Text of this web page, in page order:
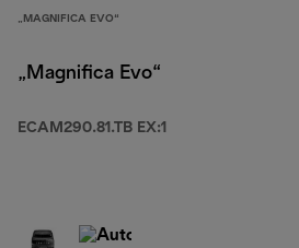
„MAGNIFICA EVO“
„Magnifica Evo“
ECAM290.81.TB EX:1